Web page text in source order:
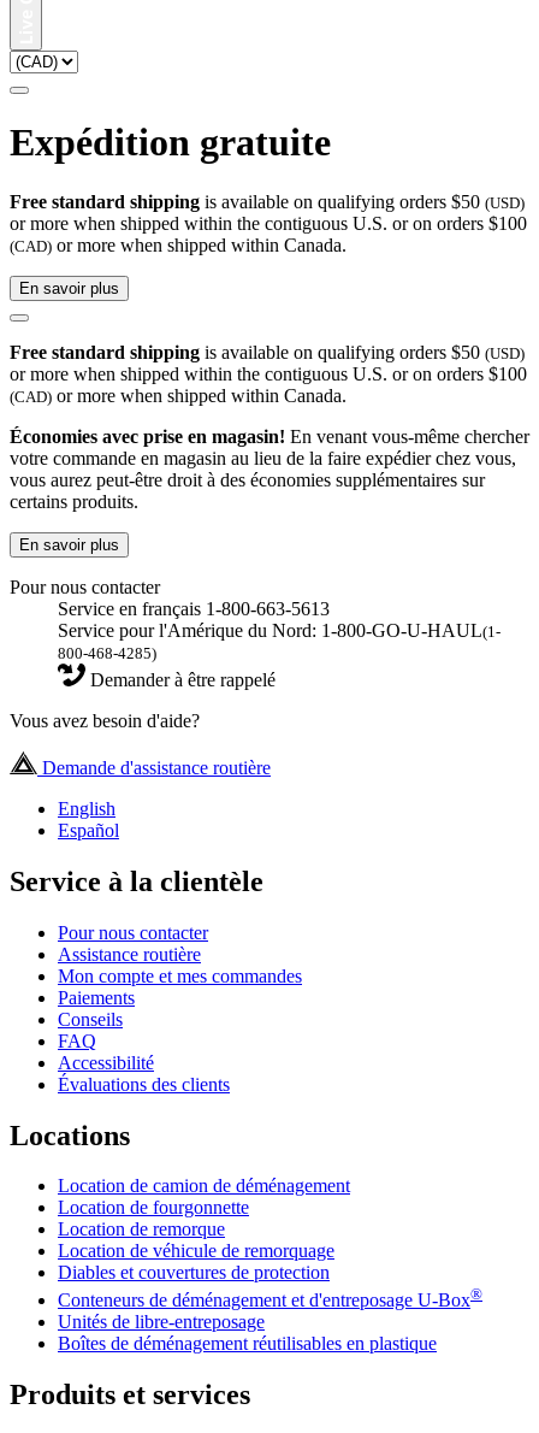
Expédition gratuite
Free standard shipping is available on qualifying orders $50 (USD)
or more when shipped within the contiguous U.S. or on orders $100
(CAD) or more when shipped within Canada.
En savoir plus
Free standard shipping is available on qualifying orders $50 (USD)
or more when shipped within the contiguous U.S. or on orders $100
(CAD) or more when shipped within Canada.
Économies avec prise en magasin! En venant vous-même chercher
votre commande en magasin au lieu de la faire expédier chez vous,
vous aurez peut-être droit à des économies supplémentaires sur
certains produits.
En savoir plus
Pour nous contacter
Service en français 1-800-663-5613
Service pour l'Amérique du Nord: 1-800-GO-U-HAUL(1-
800-468-4285)
Demander à être rappelé
Vous avez besoin d'aide?
Demande d'assistance routière
English
Español
Service à la clientèle
Pour nous contacter
Assistance routière
Mon compte et mes commandes
Paiements
Conseils
FAQ
Accessibilité
Évaluations des clients
Locations
Location de camion de déménagement
Location de fourgonnette
Location de remorque
Location de véhicule de remorquage
Diables et couvertures de protection
Conteneurs de déménagement et d'entreposage U-Box®
Unités de libre-entreposage
Boîtes de déménagement réutilisables en plastique
Produits et services